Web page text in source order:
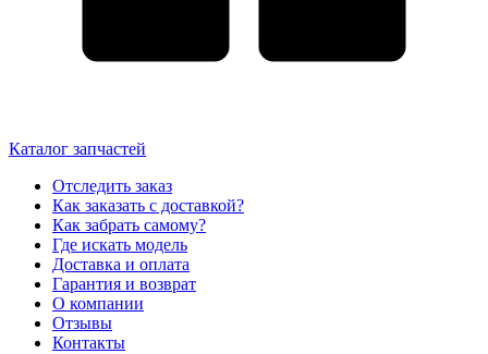
Каталог запчастей
Отследить заказ
Как заказать с доставкой?
Как забрать самому?
Где искать модель
Доставка и оплата
Гарантия и возврат
О компании
Отзывы
Контакты